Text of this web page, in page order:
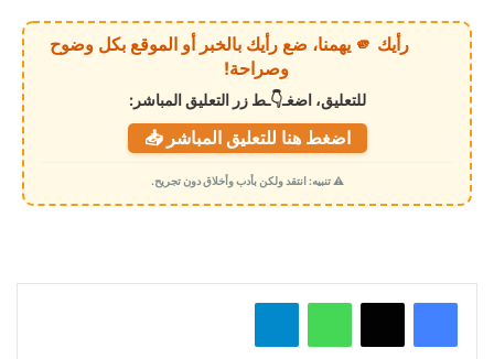
ي
م
ي
رأيك 🫵 يهمنا، ضع رأيك بالخبر أو الموقع بكل وضوح
وصراحة!
للتعليق، اضغـ👇ـط زر التعليق المباشر:
اضغط هنا للتعليق المباشر 📥
⚠️ تنبيه: انتقد ولكن بأدب وأخلاق دون تجريح.
واتساب